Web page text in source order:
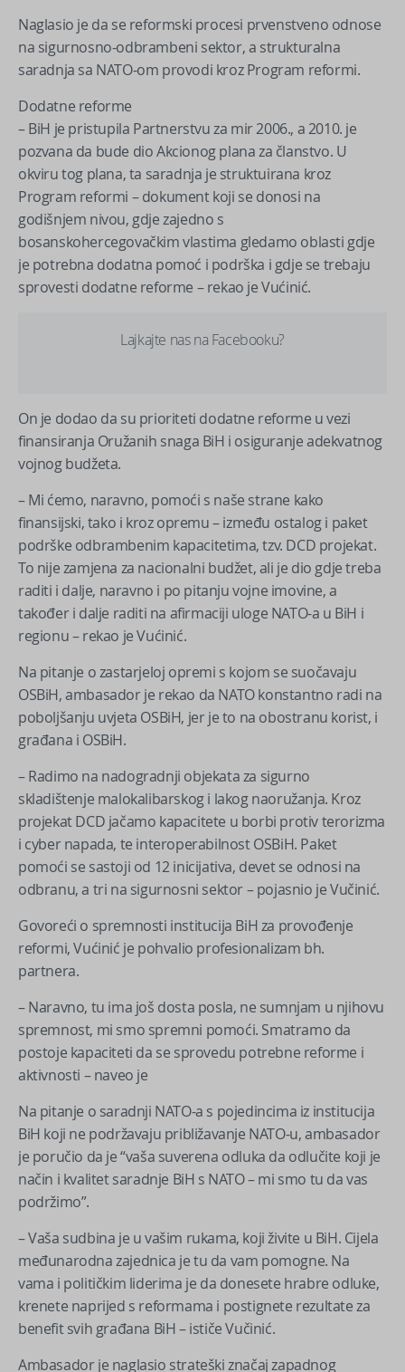
Naglasio je da se reformski procesi prvenstveno odnose
na sigurnosno-odbrambeni sektor, a strukturalna
saradnja sa NATO-om provodi kroz Program reformi.
Dodatne reforme
– BiH je pristupila Partnerstvu za mir 2006., a 2010. je
pozvana da bude dio Akcionog plana za članstvo. U
okviru tog plana, ta saradnja je struktuirana kroz
Program reformi – dokument koji se donosi na
godišnjem nivou, gdje zajedno s
bosanskohercegovačkim vlastima gledamo oblasti gdje
je potrebna dodatna pomoć i podrška i gdje se trebaju
sprovesti dodatne reforme – rekao je Vućinić.
Lajkajte nas na Facebooku?
On je dodao da su prioriteti dodatne reforme u vezi
finansiranja Oružanih snaga BiH i osiguranje adekvatnog
vojnog budžeta.
– Mi ćemo, naravno, pomoći s naše strane kako
finansijski, tako i kroz opremu – između ostalog i paket
podrške odbrambenim kapacitetima, tzv. DCD projekat.
To nije zamjena za nacionalni budžet, ali je dio gdje treba
raditi i dalje, naravno i po pitanju vojne imovine, a
također i dalje raditi na afirmaciji uloge NATO-a u BiH i
regionu – rekao je Vućinić.
Na pitanje o zastarjeloj opremi s kojom se suočavaju
OSBiH, ambasador je rekao da NATO konstantno radi na
poboljšanju uvjeta OSBiH, jer je to na obostranu korist, i
građana i OSBiH.
– Radimo na nadogradnji objekata za sigurno
skladištenje malokalibarskog i lakog naoružanja. Kroz
projekat DCD jačamo kapacitete u borbi protiv terorizma
i cyber napada, te interoperabilnost OSBiH. Paket
pomoći se sastoji od 12 inicijativa, devet se odnosi na
odbranu, a tri na sigurnosni sektor – pojasnio je Vučinić.
Govoreći o spremnosti institucija BiH za provođenje
reformi, Vućinić je pohvalio profesionalizam bh.
partnera.
– Naravno, tu ima još dosta posla, ne sumnjam u njihovu
spremnost, mi smo spremni pomoći. Smatramo da
postoje kapaciteti da se sprovedu potrebne reforme i
aktivnosti – naveo je
Na pitanje o saradnji NATO-a s pojedincima iz institucija
BiH koji ne podržavaju približavanje NATO-u, ambasador
je poručio da je “vaša suverena odluka da odlučite koji je
način i kvalitet saradnje BiH s NATO – mi smo tu da vas
podržimo”.
– Vaša sudbina je u vašim rukama, koji živite u BiH. Cijela
međunarodna zajednica je tu da vam pomogne. Na
vama i političkim liderima je da donesete hrabre odluke,
krenete naprijed s reformama i postignete rezultate za
benefit svih građana BiH – ističe Vučinić.
Ambasador je naglasio strateški značaj zapadnog